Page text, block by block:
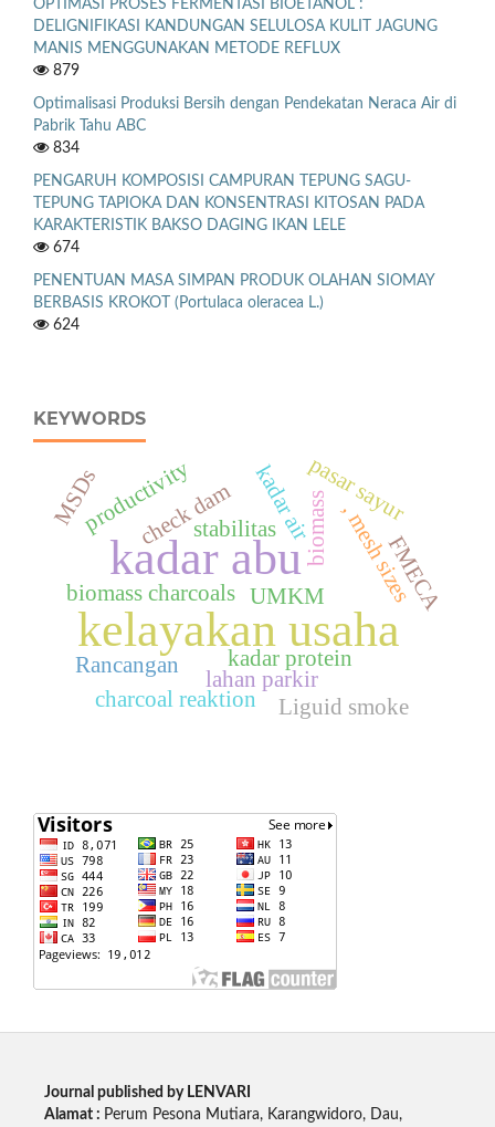
OPTIMASI PROSES FERMENTASI BIOETANOL :
DELIGNIFIKASI KANDUNGAN SELULOSA KULIT JAGUNG
MANIS MENGGUNAKAN METODE REFLUX
879
Optimalisasi Produksi Bersih dengan Pendekatan Neraca Air di
Pabrik Tahu ABC
834
PENGARUH KOMPOSISI CAMPURAN TEPUNG SAGU-
TEPUNG TAPIOKA DAN KONSENTRASI KITOSAN PADA
KARAKTERISTIK BAKSO DAGING IKAN LELE
674
PENENTUAN MASA SIMPAN PRODUK OLAHAN SIOMAY
BERBASIS KROKOT (Portulaca oleracea L.)
624
KEYWORDS
kelayakan usaha
kadar abubiomass
biomass charcoals , mesh sizes
check damstabilitas
productivity
kadar protein
kadar air
lahan parkir
pasar sayur
charcoal reaktion Liguid smoke
UMKM
Rancangan
FMECA
MSDs
Journal published by LENVARI
Alamat : Perum Pesona Mutiara, Karangwidoro, Dau,